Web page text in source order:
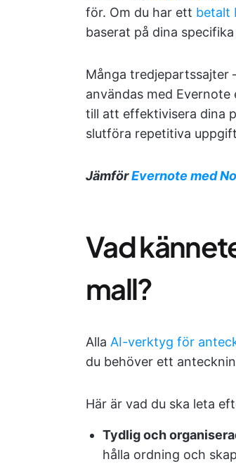
för. Om du har ett betalt
baserat på dina
Många tredjepartssajter
användas med Evernote
till att effektivisera dina
slutföra repetitiva
JämförEvernote med
Vad
mall?
Alla AI-verktyg för
du behöver ett
Här är vad du ska leta
Tydlig och
hålla ordning och